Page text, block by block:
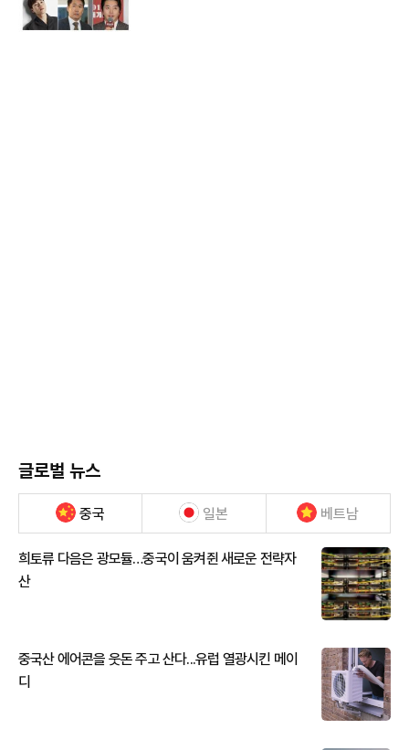
글로벌 뉴스
중국 일본 베트남
희토류 다음은 광모듈…중국이 움켜쥔 새로운 전략자
산
중국산 에어콘을 웃돈 주고 산다...유럽 열광시킨 메이
디